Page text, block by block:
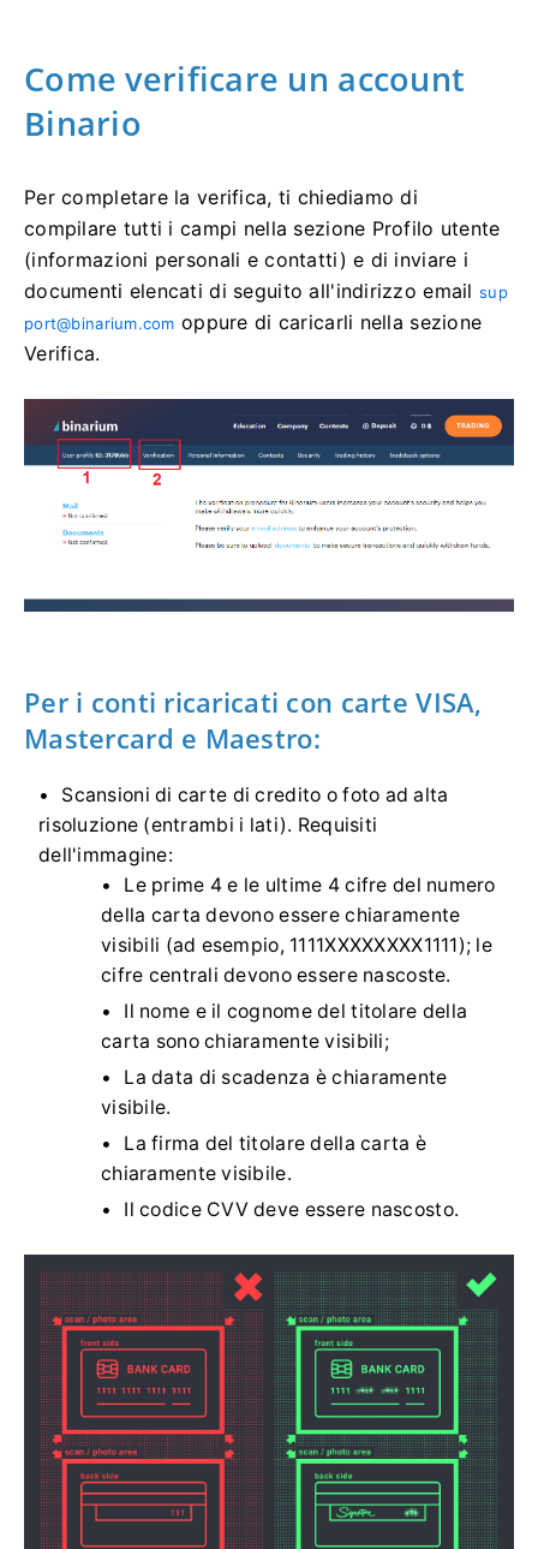
Come verificare un account
Binario
Per completare la verifica, ti chiediamo di
compilare tutti i campi nella sezione Profilo utente
(informazioni personali e contatti) e di inviare i
documenti elencati di seguito all'indirizzo email sup
port@binarium.com oppure di caricarli nella sezione
Verifica.
Per i conti ricaricati con carte VISA,
Mastercard e Maestro:
Scansioni di carte di credito o foto ad alta
risoluzione (entrambi i lati). Requisiti
dell'immagine:
Le prime 4 e le ultime 4 cifre del numero
della carta devono essere chiaramente
visibili (ad esempio, 1111XXXXXXXX1111); le
cifre centrali devono essere nascoste.
Il nome e il cognome del titolare della
carta sono chiaramente visibili;
La data di scadenza è chiaramente
visibile.
La firma del titolare della carta è
chiaramente visibile.
Il codice CVV deve essere nascosto.